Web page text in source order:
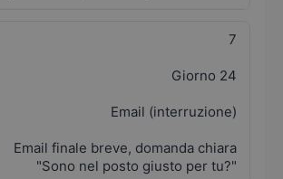
7
Giorno 24
Email (interruzione)
Email finale breve, domanda chiara
"Sono nel posto giusto per tu?"